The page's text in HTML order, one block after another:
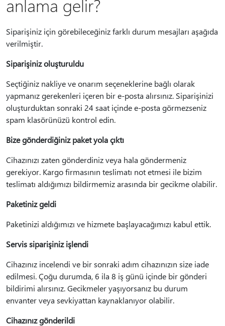
anlama gelir?
Siparişiniz için görebileceğiniz farklı durum mesajları aşağıda
verilmiştir.
Siparişiniz oluşturuldu
Seçtiğiniz nakliye ve onarım seçeneklerine bağlı olarak
yapmanız gerekenleri içeren bir e-posta alırsınız. Siparişinizi
oluşturduktan sonraki 24 saat içinde e-posta görmezseniz
spam klasörünüzü kontrol edin.
Bize gönderdiğiniz paket yola çıktı
Cihazınızı zaten gönderdiniz veya hala göndermeniz
gerekiyor. Kargo firmasının teslimatı not etmesi ile bizim
teslimatı aldığımızı bildirmemiz arasında bir gecikme olabilir.
Paketiniz geldi
Paketinizi aldığımızı ve hizmete başlayacağımızı kabul ettik.
Servis siparişiniz işlendi
Cihazınız incelendi ve bir sonraki adım cihazınızın size iade
edilmesi. Çoğu durumda, 6 ila 8 iş günü içinde bir gönderi
bildirimi alırsınız. Gecikmeler yaşıyorsanız bu durum
envanter veya sevkiyattan kaynaklanıyor olabilir.
Cihazınız gönderildi